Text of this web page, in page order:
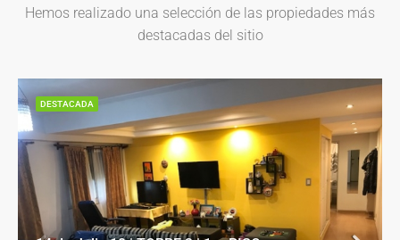
Hemos realizado una selección de las propiedades más
destacadas del sitio
DESTACADA